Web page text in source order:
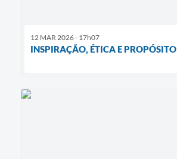
12 MAR 2026 - 17h07
INSPIRAÇÃO, ÉTICA E PROPÓSITO